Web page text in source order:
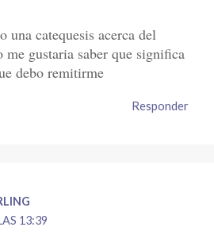
una catequesis acerca del
gustaria saber que significa
debo remitirme
Responder
13:39